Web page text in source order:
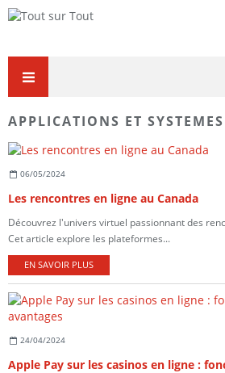
APPLICATIONS ET SYSTEMES
06/05/2024
Les rencontres en ligne au Canada
Découvrez l'univers virtuel passionnant des
Cet article explore les plateformes...
EN SAVOIR PLUS
24/04/2024